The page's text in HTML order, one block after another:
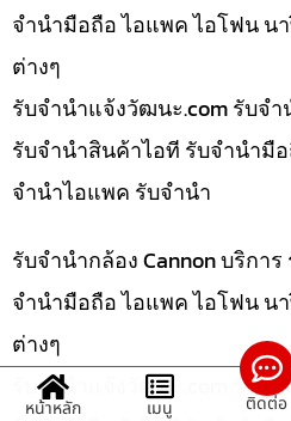
จำนำมือถือ ไอแพค ไอโฟน น
ต่างๆ
รับจํานําแจ้งวัฒนะ.com รับจ
รับจำนำสินค้าไอที รับจำนำมื
จำนำไอแพค รับจำนำ
รับจำนำกล้อง Cannon บริกา
จำนำมือถือ ไอแพค ไอโฟน น
ต่างๆ
รับจํานําแจ้งวัฒนะ.com รับจำ
หน้าหลัก เมนู ติดต่อ